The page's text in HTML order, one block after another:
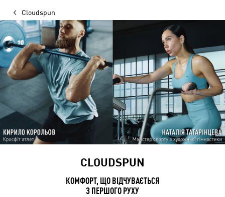
Cloudspun
CLOUDSPUN
КОМФОРТ, ЩО ВІДЧУВАЄТЬСЯ
З ПЕРШОГО РУХУ